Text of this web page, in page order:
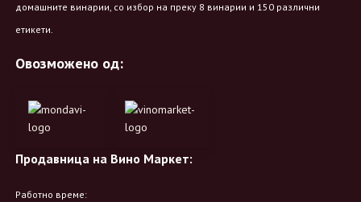
домашните винарии, со избор на преку 8 винарии и 150 различни
етикети.
Овозможено од:
Продавница на Вино Маркет:
Работно време: